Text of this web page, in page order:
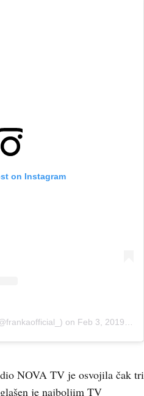
on Instagram
on Feb 3, 2019 at 2:38am PST
NOVA TV je osvojila čak tri
je najboljim TV